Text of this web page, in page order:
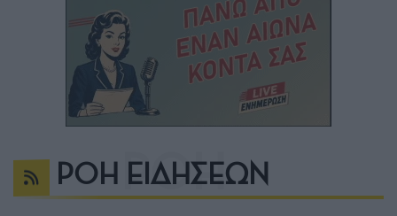
ΡΟΗ ΕΙΔΗΣΕΩΝ